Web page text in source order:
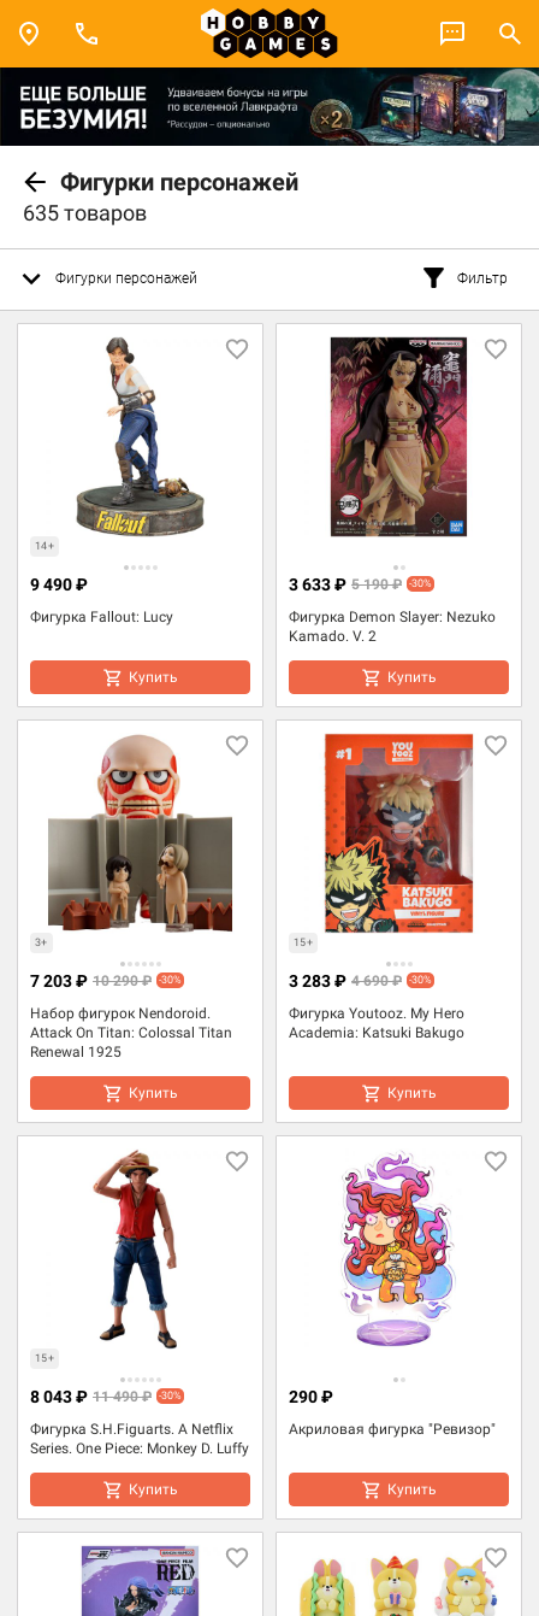
Фигурки персонажей
635 товаров
Фигурки персонажей Фильтр
14+
Фигурка Fallout: Lucy
9 490 ₽
Купить
Фигурка Demon Slayer: Nezuko
Kamado. V. 2
3 633 ₽ 5 190 ₽ -30%
Купить
3+
Набор фигурок Nendoroid.
Attack On Titan: Colossal Titan
Renewal 1925
7 203 ₽ 10 290 ₽ -30%
Купить
15+
Фигурка Youtooz. My Hero
Academia: Katsuki Bakugo
3 283 ₽ 4 690 ₽ -30%
Купить
15+
Фигурка S.H.Figuarts. A Netflix
Series. One Piece: Monkey D. Luffy
8 043 ₽ 11 490 ₽ -30%
Купить
Акриловая фигурка "Ревизор"
290 ₽
Купить